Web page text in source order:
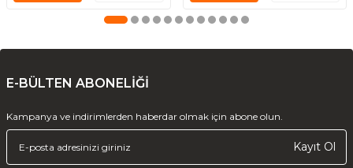
E-BÜLTEN ABONELİĞİ
Kampanya ve indirimlerden haberdar olmak için abone olun.
Kayıt Ol